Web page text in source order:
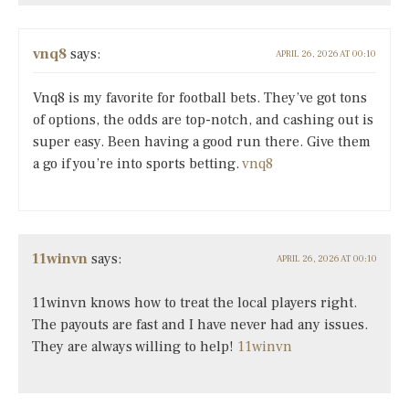
vnq8 says: APRIL 26, 2026 AT 00:10
Vnq8 is my favorite for football bets. They’ve got tons
of options, the odds are top-notch, and cashing out is
super easy. Been having a good run there. Give them
a go if you’re into sports betting. vnq8
11winvn says: APRIL 26, 2026 AT 00:10
11winvn knows how to treat the local players right.
The payouts are fast and I have never had any issues.
They are always willing to help! 11winvn